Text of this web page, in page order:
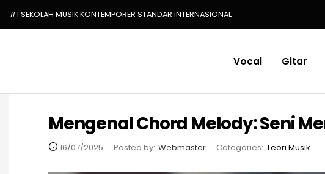
#1 SEKOLAH MUSIK KONTEMPORER STANDAR INTERNASIONAL
Vocal Gitar
Mengenal Chord Melody: Seni
16/07/2025 Posted by: Webmaster Categories: Teori Musik